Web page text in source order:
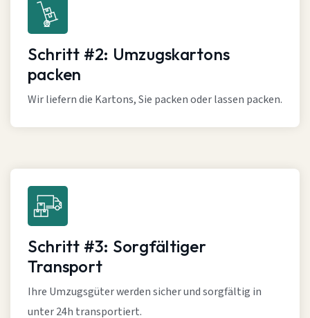
Schritt #2: Umzugskartons
packen
Wir liefern die Kartons, Sie packen oder lassen packen.
Schritt #3: Sorgfältiger
Transport
Ihre Umzugsgüter werden sicher und sorgfältig in
unter 24h transportiert.